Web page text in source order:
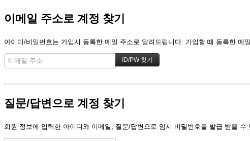
이메일 주소로 계정 찾기
아이디/비밀번호는 가입시 등록한 메일 주소로 알려드립니다. 가입할 때 등록한 메
질문/답변으로 계정 찾기
회원 정보에 입력한 아이디와 이메일, 질문/답변으로 임시 비밀번호를 발급 받을 수